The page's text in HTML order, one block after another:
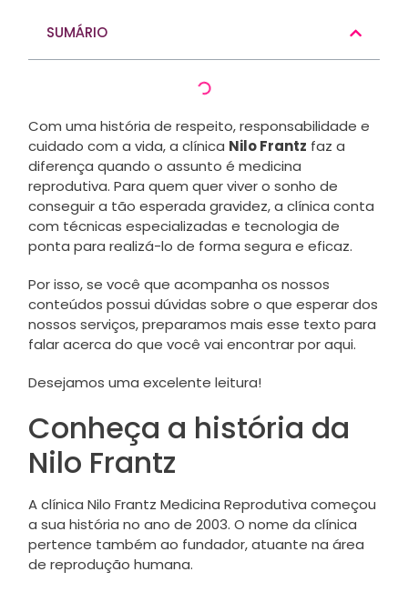
SUMÁRIO
Com uma história de respeito, responsabilidade e
cuidado com a vida, a clínica Nilo Frantz faz a
diferença quando o assunto é medicina
reprodutiva. Para quem quer viver o sonho de
conseguir a tão esperada gravidez, a clínica conta
com técnicas especializadas e tecnologia de
ponta para realizá-lo de forma segura e eficaz.
Por isso, se você que acompanha os nossos
conteúdos possui dúvidas sobre o que esperar dos
nossos serviços, preparamos mais esse texto para
falar acerca do que você vai encontrar por aqui.
Desejamos uma excelente leitura!
Conheça a história da
Nilo Frantz
A clínica Nilo Frantz Medicina Reprodutiva começou
a sua história no ano de 2003. O nome da clínica
pertence também ao fundador, atuante na área
de reprodução humana.